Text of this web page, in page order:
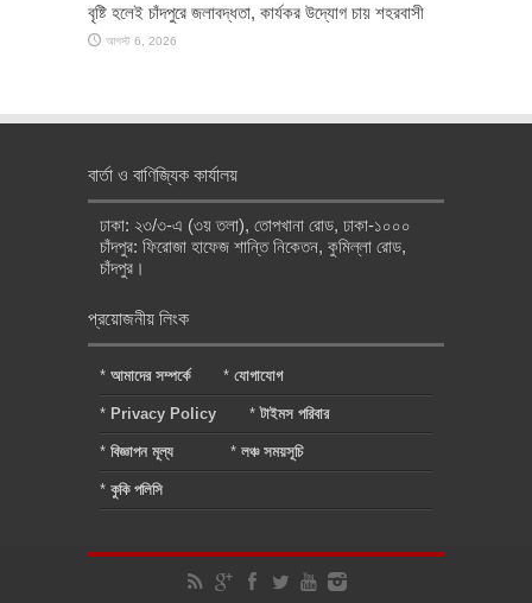
বৃষ্টি হলেই চাঁদপুরে জলাবদ্ধতা, কার্যকর উদ্যোগ চায় শহরবাসী
আগস্ট 6, 2026
বার্তা ও বাণিজ্যিক কার্যালয়
ঢাকা: ২৩/৩-এ (৩য় তলা), তোপখানা রোড, ঢাকা-১০০০
চাঁদপুর: ফিরোজা হাফেজ শান্তি নিকেতন, কুমিল্লা রোড,
চাঁদপুর।
প্রয়োজনীয় লিংক
* আমাদের সম্পর্কে * যোগাযোগ
* Privacy Policy *টাইমস পরিবার
* বিজ্ঞাপন মূল্য * লঞ্চ সময়সূচি
* কুকি পলিসি